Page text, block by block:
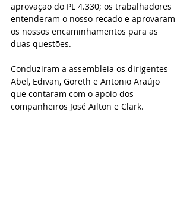
aprovação do PL 4.330; os trabalhadores
entenderam o nosso recado e aprovaram
os nossos encaminhamentos para as
duas questões.
Conduziram a assembleia os dirigentes
Abel, Edivan, Goreth e Antonio Araújo
que contaram com o apoio dos
companheiros José Ailton e Clark.